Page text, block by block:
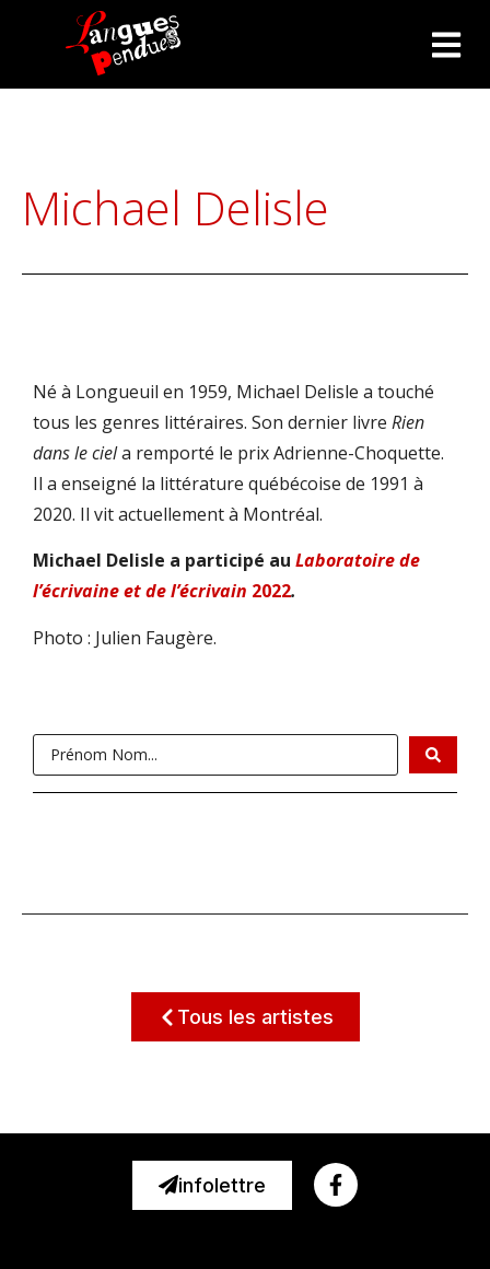
Michael Delisle
Né à Longueuil en 1959, Michael Delisle a touché
tous les genres littéraires. Son dernier livre Rien
dans le ciela remporté le prix Adrienne-Choquette.
Il a enseigné la littérature québécoise de 1991 à
2020. Il vit actuellement à Montréal.
Michael Delisle a participé au Laboratoire de
l’écrivaine et de l’écrivain 2022.
Photo : Julien Faugère.
Tous les artistes
infolettre